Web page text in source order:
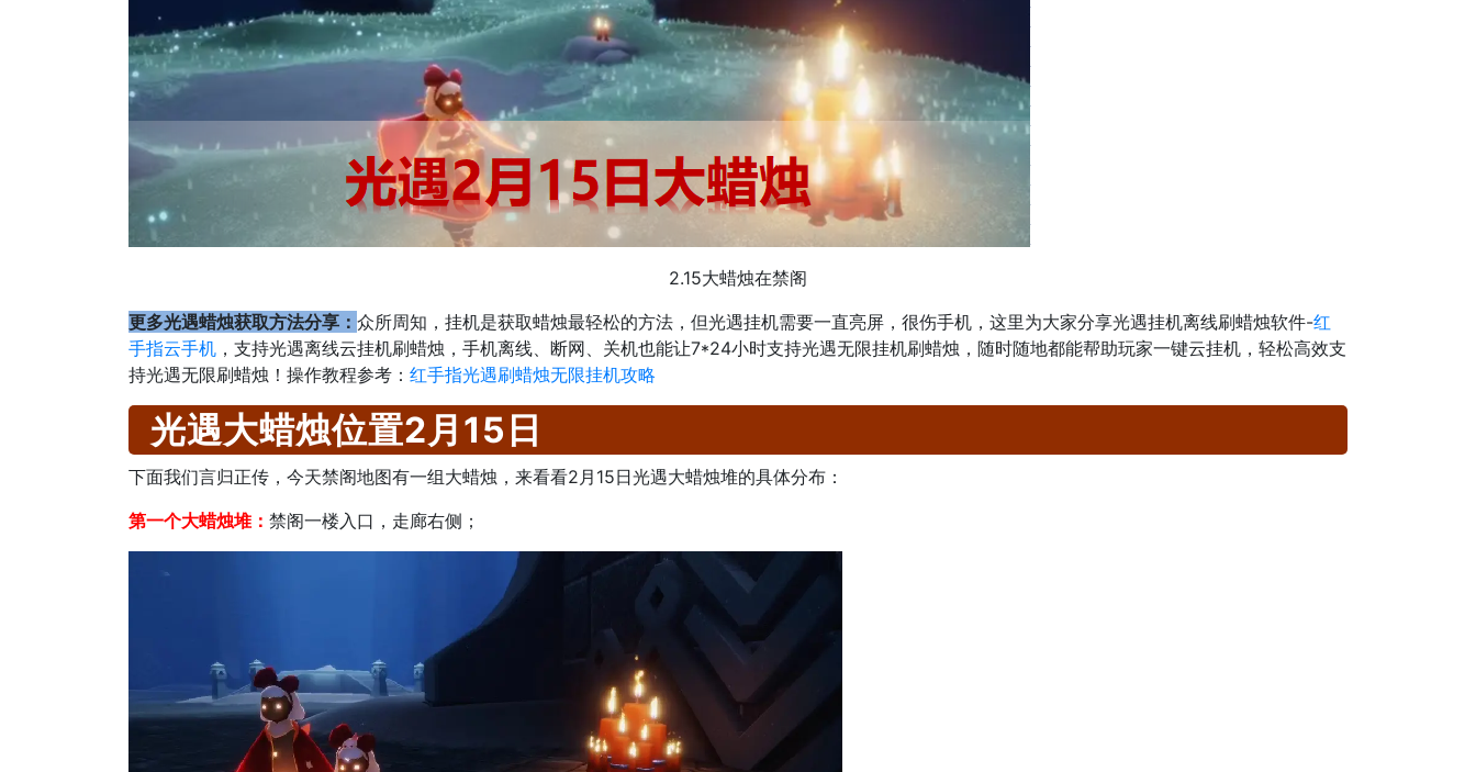
2.15大蜡烛在禁阁
更多光遇蜡烛获取方法分享： 众所周知，挂机是获取蜡烛最轻松的方法，但光遇挂机需要一直亮屏，很伤手机，这里为大家分享光遇挂机离线刷蜡烛软件-红
手指云手机 ，支持光遇离线云挂机刷蜡烛，手机离线、断网、关机也能让7*24小时支持光遇无限挂机刷蜡烛，随时随地都能帮助玩家一键云挂机，轻松高效支
持光遇无限刷蜡烛！操作教程参考： 红手指光遇刷蜡烛无限挂机攻略
光遇大蜡烛位置2月15日
下面我们言归正传，今天禁阁地图有一组大蜡烛，来看看2月15日光遇大蜡烛堆的具体分布：
第一个大蜡烛堆： 禁阁一楼入口，走廊右侧；